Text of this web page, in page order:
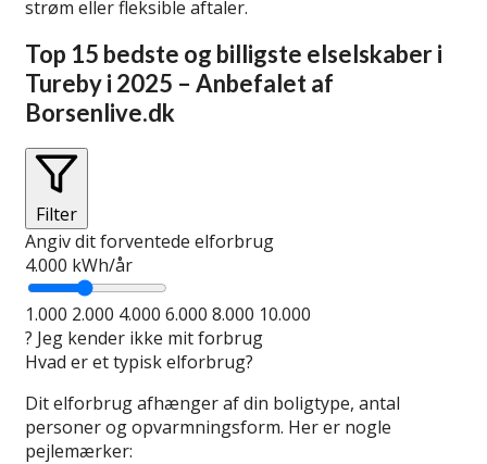
strøm eller fleksible aftaler.
Top 15 bedste og billigste elselskaber i
Tureby i 2025 – Anbefalet af
Borsenlive.dk
Filter
Angiv dit forventede elforbrug
4.000 kWh/år
1.000 2.000 4.000 6.000 8.000 10.000
? Jeg kender ikke mit forbrug
Hvad er et typisk elforbrug?
Dit elforbrug afhænger af din boligtype, antal
personer og opvarmningsform. Her er nogle
pejlemærker: